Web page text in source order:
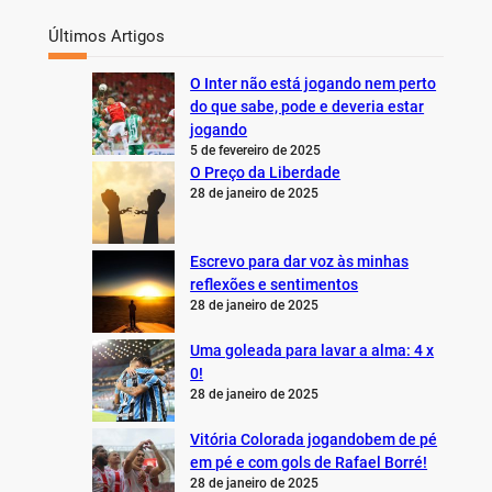
Últimos Artigos
O Inter não está jogando nem perto
do que sabe, pode e deveria estar
jogando
5 de fevereiro de 2025
O Preço da Liberdade
28 de janeiro de 2025
Escrevo para dar voz às minhas
reflexões e sentimentos
28 de janeiro de 2025
Uma goleada para lavar a alma: 4 x
0!
28 de janeiro de 2025
Vitória Colorada jogandobem de pé
em pé e com gols de Rafael Borré!
28 de janeiro de 2025